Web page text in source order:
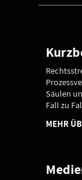
Säulen
Fall zu
MEHR